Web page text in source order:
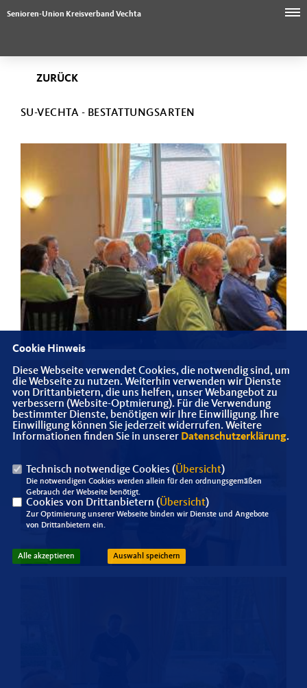
Senioren-Union Kreisverband Vechta
ZURÜCK
SU-VECHTA - BESTATTUNGSARTEN
Cookie Hinweis
Diese Webseite verwendet Cookies, die notwendig sind, um
die Webseite zu nutzen. Weiterhin verwenden wir Dienste
von Drittanbietern, die uns helfen, unser Webangebot zu
verbessern (Website-Optmierung). Für die Verwendung
bestimmter Dienste, benötigen wir Ihre Einwilligung. Ihre
Einwilligung können Sie jederzeit widerrufen. Weitere
Informationen finden Sie in unserer Datenschutzerklärung.
Technisch notwendige Cookies (Übersicht)
Die notwendigen Cookies werden allein für den ordnungsgemäßen
Gebrauch der Webseite benötigt.
Cookies von Drittanbietern (Übersicht)
Zur Optimierung unserer Webseite binden wir Dienste und Angebote
von Drittanbietern ein.
Alle akzeptieren Auswahl speichern